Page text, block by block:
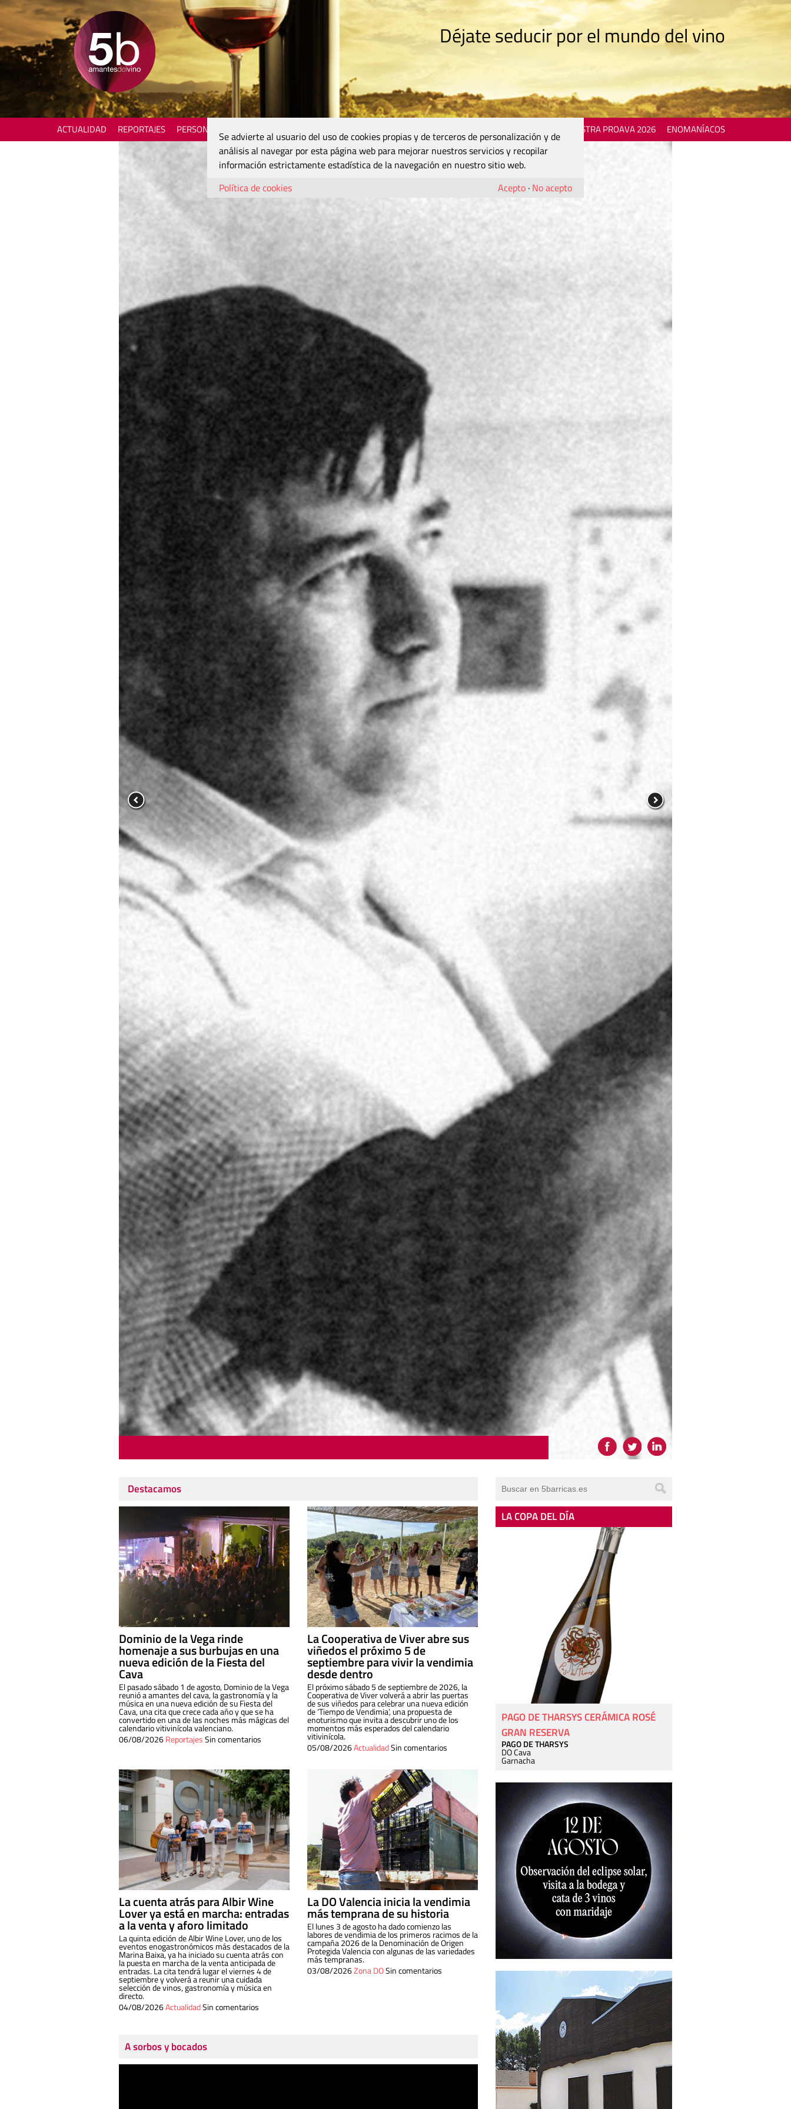
Déjate seducir por el mundo del vino
ACTUALIDAD REPORTAJES PERSONAJES MOSTRA PROAVA 2026 ENOMANÍACOS
Destacamos
Dominio de la Vega rinde
homenaje a sus burbujas en una
nueva edición de la Fiesta del
Cava
El pasado sábado 1 de agosto, Dominio de la Vega
reunió a amantes del cava, la gastronomía y la
música en una nueva edición de su Fiesta del
Cava, una cita que crece cada año y que se ha
convertido en una de las noches más mágicas del
calendario vitivinícola valenciano.
06/08/2026ReportajesSin comentarios
La Cooperativa de Viver abre sus
viñedos el próximo 5 de
septiembre para vivir la vendimia
desde dentro
El próximo sábado 5 de septiembre de 2026, la
Cooperativa de Viver volverá a abrir las puertas
de sus viñedos para celebrar una nueva edición
de ‘Tiempo de Vendimia’, una propuesta de
enoturismo que invita a descubrir uno de los
momentos más esperados del calendario
vitivinícola.
05/08/2026ActualidadSin comentarios
La cuenta atrás para Albir Wine
Lover ya está en marcha: entradas
a la venta y aforo limitado
La quinta edición de Albir Wine Lover, uno de los
eventos enogastronómicos más destacados de la
Marina Baixa, ya ha iniciado su cuenta atrás con
la puesta en marcha de la venta anticipada de
entradas. La cita tendrá lugar el viernes 4 de
septiembre y volverá a reunir una cuidada
selección de vinos, gastronomía y música en
directo.
04/08/2026ActualidadSin comentarios
La DO Valencia inicia la vendimia
más temprana de su historia
El lunes 3 de agosto ha dado comienzo las
labores de vendimia de los primeros racimos de la
campaña 2026 de la Denominación de Origen
Protegida Valencia con algunas de las variedades
más tempranas.
03/08/2026Zona DOSin comentarios
A sorbos y bocados
LA COPA DEL DÍA
PAGO DE THARSYS CERÁMICA ROSÉ
GRAN RESERVA
PAGO DE THARSYS
DO Cava
Garnacha
Se advierte al usuario del uso de cookies propias y de terceros de personalización y de
análisis al navegar por esta página web para mejorar nuestros servicios y recopilar
información estrictamente estadística de la navegación en nuestro sitio web.
Política de cookies
Acepto · No acepto